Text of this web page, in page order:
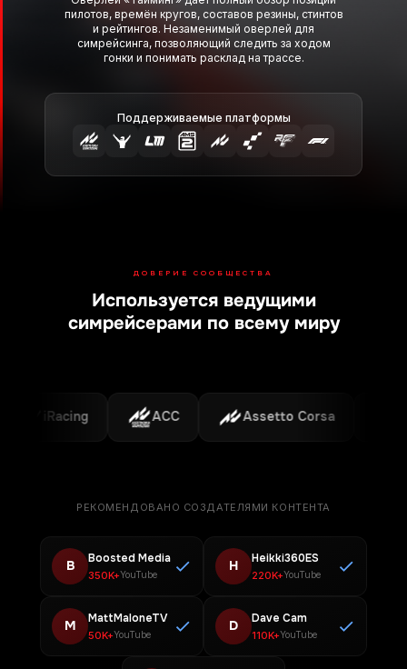
Поддерживаемые платформы
ДОВЕРИЕ СООБЩЕСТВА
Используется ведущими
симрейсерами по всему миру
iRacing ACC Assetto Corsa
РЕКОМЕНДОВАНО СОЗДАТЕЛЯМИ КОНТЕНТА
B Boosted Media
350K+YouTube
H Heikki360ES
220K+YouTube
M MattMaloneTV
50K+YouTube
D Dave Cam
110K+YouTube